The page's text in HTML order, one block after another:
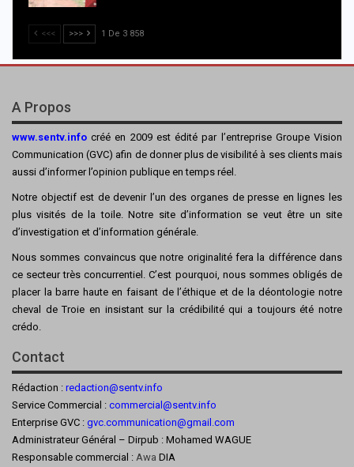
<<< >>> 1 De 3 858
A Propos
www.sentv.info créé en 2009 est édité par l’entreprise Groupe Vision
Communication (GVC) afin de donner plus de visibilité à ses clients mais
aussi d’informer l’opinion publique en temps réel.
Notre objectif est de devenir l’un des organes de presse en lignes les
plus visités de la toile. Notre site d’information se veut être un site
d’investigation et d’information générale.
Nous sommes convaincus que notre originalité fera la différence dans
ce secteur très concurrentiel. C’est pourquoi, nous sommes obligés de
placer la barre haute en faisant de l’éthique et de la déontologie notre
cheval de Troie en insistant sur la crédibilité qui a toujours été notre
crédo.
Contact
Rédaction : redaction@sentv.info
Service Commercial : commercial@sentv.info
Enterprise GVC : gvc.communication@gmail.com
Administrateur Général – Dirpub : Mohamed WAGUE
Responsable commercial : Awa DIA